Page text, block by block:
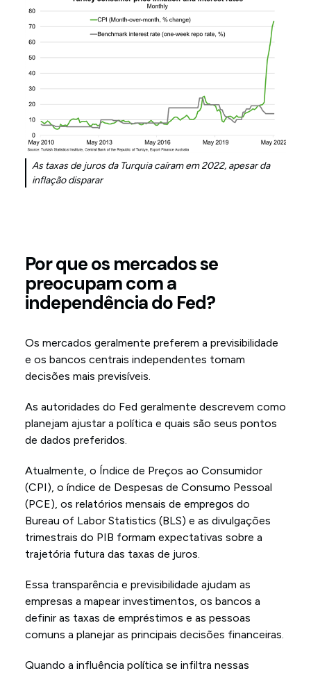
As taxas de juros da Turquia caíram em 2022, apesar da
inflação disparar
Por que os mercados se
preocupam com a
independência do Fed?
Os mercados geralmente preferem a previsibilidade
e os bancos centrais independentes tomam
decisões mais previsíveis.
As autoridades do Fed geralmente descrevem como
planejam ajustar a política e quais são seus pontos
de dados preferidos.
Atualmente, o Índice de Preços ao Consumidor
(CPI), o índice de Despesas de Consumo Pessoal
(PCE), os relatórios mensais de empregos do
Bureau of Labor Statistics (BLS) e as divulgações
trimestrais do PIB formam expectativas sobre a
trajetória futura das taxas de juros.
Essa transparência e previsibilidade ajudam as
empresas a mapear investimentos, os bancos a
definir as taxas de empréstimos e as pessoas
comuns a planejar as principais decisões financeiras.
Quando a influência política se infiltra nessas